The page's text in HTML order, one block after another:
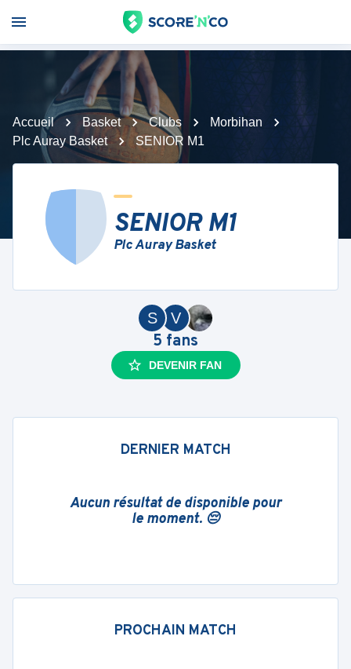
Accueil Basket Clubs
Morbihan
Plc Auray Basket
SENIOR M1
SENIOR M1
Plc Auray Basket
V
S
5 fans
DEVENIR FAN
DERNIER MATCH
Aucun résultat de disponible pour
le moment. 😔
PROCHAIN MATCH